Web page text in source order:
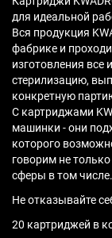
для идеальной
Вся продукция
фабрике и
изготовления все
стерилизацию,
конкретную
С картриджами
машинки - они
которого
говорим не
сферы в том числе.
Не отказывайте
20 картриджей в